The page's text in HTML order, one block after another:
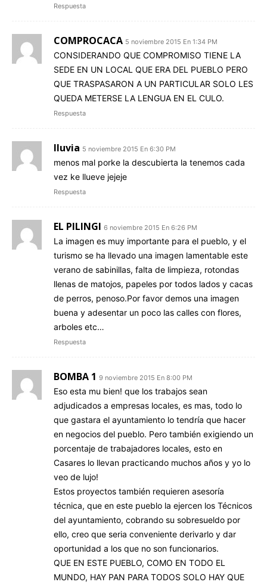
Respuesta
COMPROCACA 5 noviembre 2015 En 1:34 PM
CONSIDERANDO QUE COMPROMISO TIENE LA
SEDE EN UN LOCAL QUE ERA DEL PUEBLO PERO
QUE TRASPASARON A UN PARTICULAR SOLO LES
QUEDA METERSE LA LENGUA EN EL CULO.
Respuesta
lluvia 5 noviembre 2015 En 6:30 PM
menos mal porke la descubierta la tenemos cada
vez ke llueve jejeje
Respuesta
EL PILINGI 6 noviembre 2015 En 6:26 PM
La imagen es muy importante para el pueblo, y el
turismo se ha llevado una imagen lamentable este
verano de sabinillas, falta de limpieza, rotondas
llenas de matojos, papeles por todos lados y cacas
de perros, penoso.Por favor demos una imagen
buena y adesentar un poco las calles con flores,
arboles etc…
Respuesta
BOMBA 1 9 noviembre 2015 En 8:00 PM
Eso esta mu bien! que los trabajos sean
adjudicados a empresas locales, es mas, todo lo
que gastara el ayuntamiento lo tendría que hacer
en negocios del pueblo. Pero también exigiendo un
porcentaje de trabajadores locales, esto en
Casares lo llevan practicando muchos años y yo lo
veo de lujo!
Estos proyectos también requieren asesoría
técnica, que en este pueblo la ejercen los Técnicos
del ayuntamiento, cobrando su sobresueldo por
ello, creo que seria conveniente derivarlo y dar
oportunidad a los que no son funcionarios.
QUE EN ESTE PUEBLO, COMO EN TODO EL
MUNDO, HAY PAN PARA TODOS SOLO HAY QUE